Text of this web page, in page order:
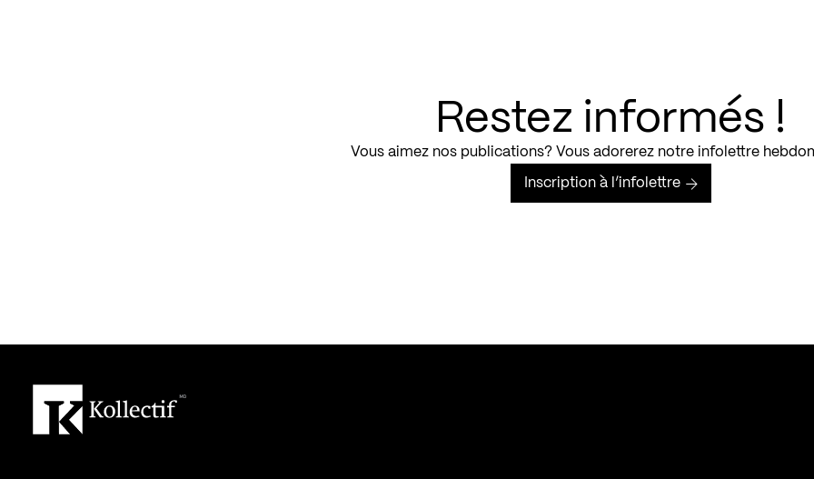
Restez informés !
Vous aimez nos publications? Vous adorerez notre infolettre
Inscription à l’infolettre